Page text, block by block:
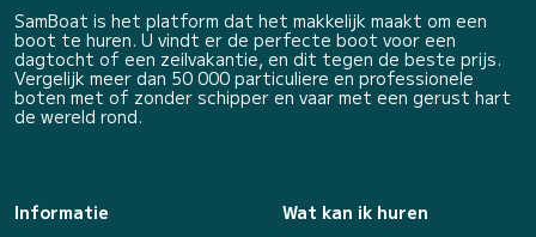
SamBoat is het platform dat het makkelijk maakt om een
boot te huren. U vindt er de perfecte boot voor een
dagtocht of een zeilvakantie, en dit tegen de beste prijs.
Vergelijk meer dan 50 000 particuliere en professionele
boten met of zonder schipper en vaar met een gerust hart
de wereld rond.
Informatie
Wat kan ik huren